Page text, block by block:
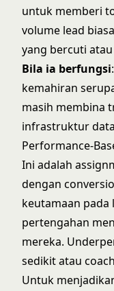
untuk memberi
volume lead
yang bercuti
Bila ia berfungsi
kemahiran
masih membina
infrastruktur
Performance-
Ini adalah
dengan
keutamaan
pertengahan
mereka.
sedikit atau
Untuk